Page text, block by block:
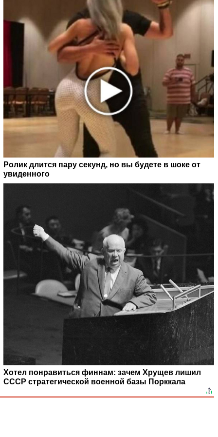
Ролик длится пару секунд, но вы будете в шоке от
увиденного
Хотел понравиться финнам: зачем Хрущев лишил
СССР стратегической военной базы Порккала